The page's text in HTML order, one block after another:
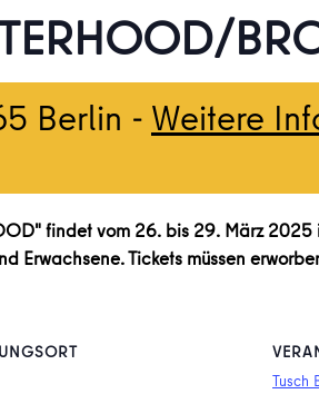
Berlin - Weitere
findet vom 26. bis 29. März
Erwachsene. Tickets müssen
Tusch